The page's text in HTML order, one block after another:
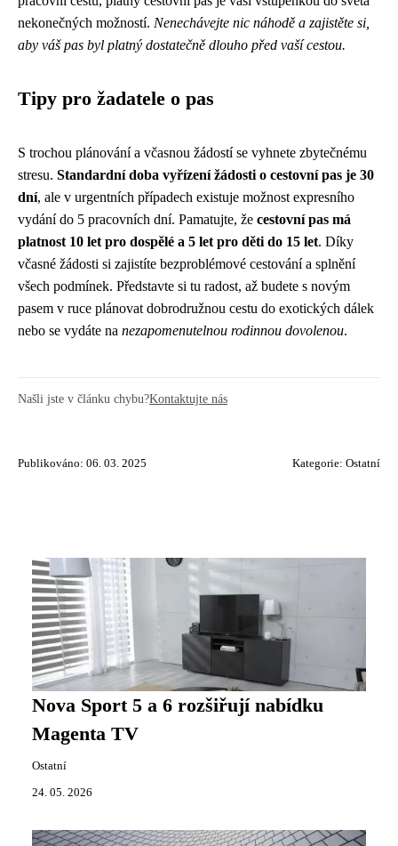
nekonečných možností. Nenechávejte nic náhodě a zajistěte si,
aby váš pas byl platný dostatečně dlouho před vaší cestou.
Tipy pro žadatele o pas
S trochou plánování a včasnou žádostí se vyhnete zbytečnému
stresu. Standardní doba vyřízení žádosti o cestovní pas je 30
dní, ale v urgentních případech existuje možnost expresního
vydání do 5 pracovních dní. Pamatujte, že cestovní pas má
platnost 10 let pro dospělé a 5 let pro děti do 15 let. Díky
včasné žádosti si zajistíte bezproblémové cestování a splnění
všech podmínek. Představte si tu radost, až budete s novým
pasem v ruce plánovat dobrodružnou cestu do exotických dálek
nebo se vydáte na nezapomenutelnou rodinnou dovolenou.
Našli jste v článku chybu?Kontaktujte nás
Publikováno: 06. 03. 2025 Kategorie: Ostatní
Nova Sport 5 a 6 rozšiřují nabídku
Magenta TV
Ostatní
24. 05. 2026